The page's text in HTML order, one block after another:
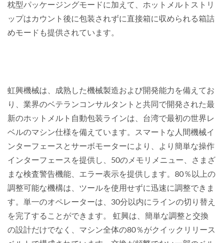
枕型パッケージングモードに加えて、ホットメルトストリ
ップはカウント後に包装されずに直接箱に収められる箱詰
めモードも提供されています。
虹興機械は、成熟した機械製造および開発能力を備えてお
り、業界のベテランコンサルタントと共同で開発された最
新のホットメルト自動包装ラインは、台湾で最初の世界レ
ベルのマシン仕様を備えています。スマートな人間機械イ
ンターフェースとサーボモーターにより、より簡単な操作
インターフェースを提供し、50のメモリメニュー、さまざ
まな検査警告機能、エラー表示を提供します。80％以上の
調整可能な機構は、ツールを使用せずに迅速に調整できま
す。単一のオペレーターは、30分以内にラインの切り替え
を完了することができます。 虹興は、簡単な調整と交換
の設計だけでなく、マシン全体の80％がクイックリリース